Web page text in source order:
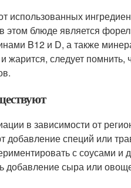
использованных
блюде является
B12 и D, а также
жарится, следует
в зависимости от
специй или
с соусами и
сыра или